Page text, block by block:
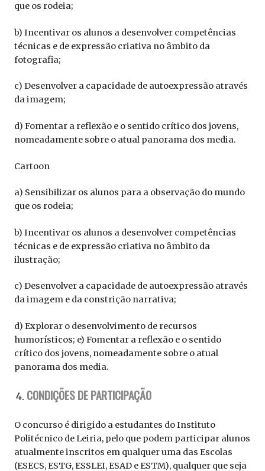
que os rodeia;
b) Incentivar os alunos a desenvolver competências
técnicas e de expressão criativa no âmbito da
fotografia;
c) Desenvolver a capacidade de autoexpressão através
da imagem;
d) Fomentar a reflexão e o sentido crítico dos jovens,
nomeadamente sobre o atual panorama dos media.
Cartoon
a) Sensibilizar os alunos para a observação do mundo
que os rodeia;
b) Incentivar os alunos a desenvolver competências
técnicas e de expressão criativa no âmbito da
ilustração;
c) Desenvolver a capacidade de autoexpressão através
da imagem e da constrição narrativa;
d) Explorar o desenvolvimento de recursos
humorísticos; e) Fomentar a reflexão e o sentido
crítico dos jovens, nomeadamente sobre o atual
panorama dos media.
CONDIÇÕES DE PARTICIPAÇÃO
O concurso é dirigido a estudantes do Instituto
Politécnico de Leiria, pelo que podem participar alunos
atualmente inscritos em qualquer uma das Escolas
(ESECS, ESTG, ESSLEI, ESAD e ESTM), qualquer que seja